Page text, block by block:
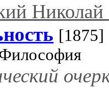
Николай
[1875]